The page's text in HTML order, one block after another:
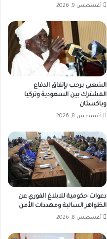
أغسطس 9, 2026
الشعبي يرحب بإتفاق الدفاع
المشترك بين السعودية وتركيا
وباكستان
أغسطس 8, 2026
دعوات حكومية للابلاغ الفوري عن
الظواهر السالبة ومهددات الأمن
أغسطس 8, 2026